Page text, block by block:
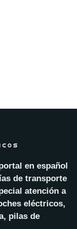
en español
de transporte
atención a
eléctricos,
pilas de